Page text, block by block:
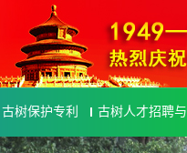
古树保护专利 古树人才招聘与